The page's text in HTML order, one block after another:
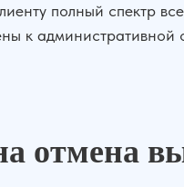
полный спектр
к административной
отмена